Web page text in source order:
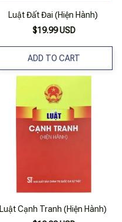
Luật Đất Đai (Hiện Hành)
$19.99 USD
ADD TO CART
Luật Cạnh Tranh (Hiện Hành)